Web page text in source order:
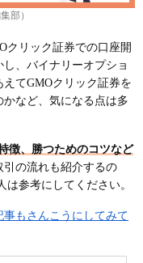
部）
クリック証券での口座開
、バイナリーオプショ
てGMOクリック証券を
など、気になる点は多
徴、勝つためのコツなど
引の流れも紹介するの
参考にしてください。
もさんこうにしてみて